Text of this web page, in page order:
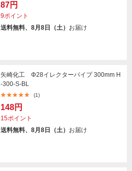
87円
9ポイント
送料無料、8月8日（土） お届け
矢崎化工 Φ28イレクターパイプ 300mm H
-300-S-BL
(1)
148円
15ポイント
送料無料、8月8日（土） お届け